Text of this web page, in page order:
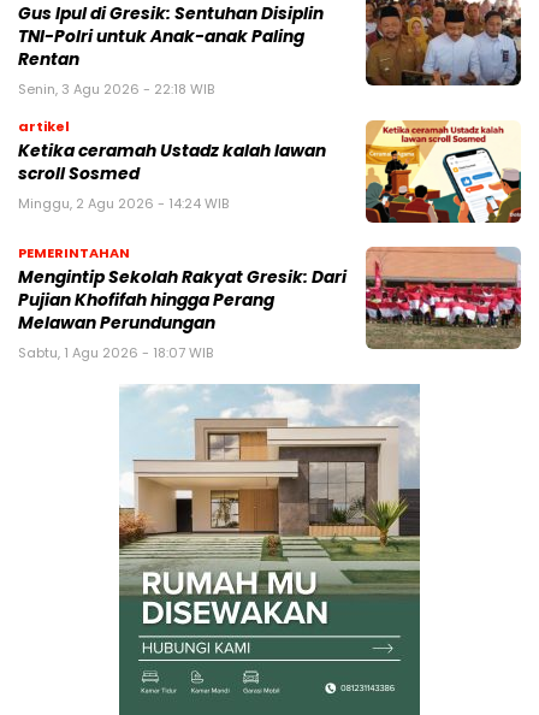
Gus Ipul di Gresik: Sentuhan Disiplin
TNI-Polri untuk Anak-anak Paling
Rentan
Senin, 3 Agu 2026 - 22:18 WIB
artikel
Ketika ceramah Ustadz kalah lawan
scroll Sosmed
Minggu, 2 Agu 2026 - 14:24 WIB
PEMERINTAHAN
Mengintip Sekolah Rakyat Gresik: Dari
Pujian Khofifah hingga Perang
Melawan Perundungan
Sabtu, 1 Agu 2026 - 18:07 WIB